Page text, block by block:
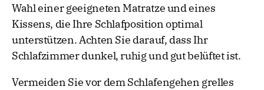
Wahl einer geeigneten Matratze und eines
Kissens, die Ihre Schlafposition optimal
unterstützen. Achten Sie darauf, dass Ihr
Schlafzimmer dunkel, ruhig und gut belüftet ist.
Vermeiden Sie vor dem Schlafengehen grelles